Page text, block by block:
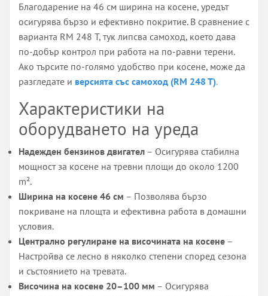
Благодарение на 46 см ширина на косене, уредът
осигурява бързо и ефективно покритие. В сравнение с
варианта RM 248 T, тук липсва самоход, което дава
по-добър контрол при работа на по-равни терени.
Ако търсите по-голямо удобство при косене, може да
разгледате и версията със самоход (RM 248 T).
Характеристики на
оборудването на уреда
Надежден бензинов двигател – Осигурява стабилна
мощност за косене на тревни площи до около 1200
m².
Ширина на косене 46 см – Позволява бързо
покриване на площта и ефективна работа в домашни
условия.
Централно регулиране на височината на косене –
Настройва се лесно в няколко степени според сезона
и състоянието на тревата.
Височина на косене 20–100 мм – Осигурява